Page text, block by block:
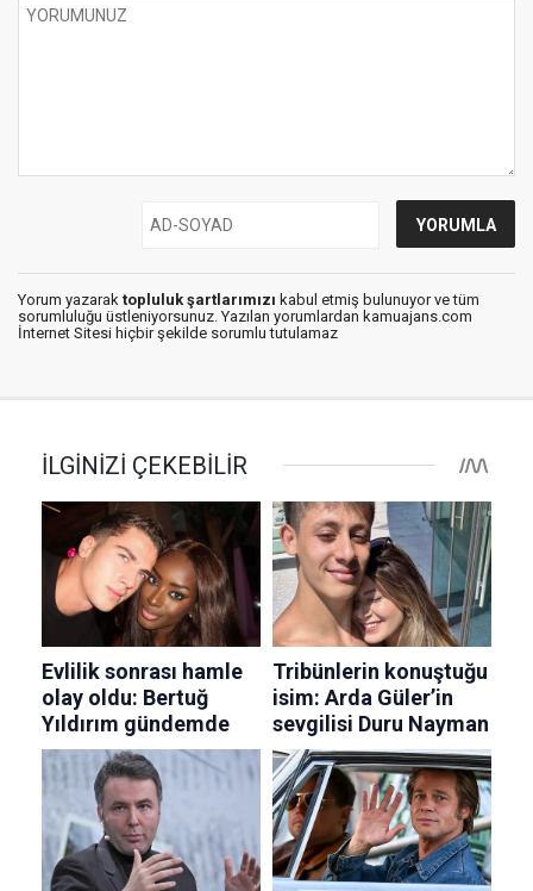
Yorum yazarak topluluk şartlarımızı kabul etmiş bulunuyor ve tüm
sorumluluğu üstleniyorsunuz. Yazılan yorumlardan kamuajans.com
İnternet Sitesi hiçbir şekilde sorumlu tutulamaz